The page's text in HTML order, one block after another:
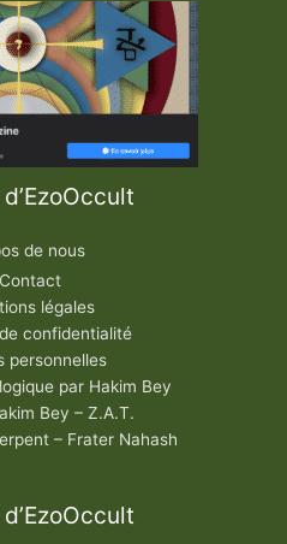
de nous
Contact
légales
confidentialité
personnelles
par Hakim Bey
Bey – Z.A.T.
– Frater Nahash